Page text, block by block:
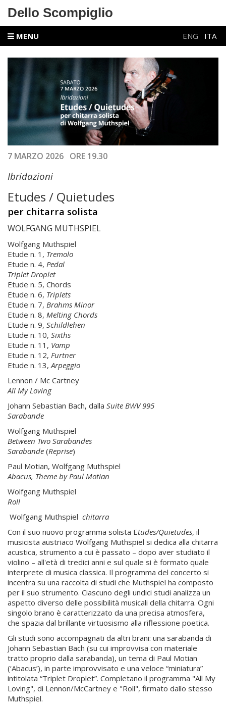
Dello Scompiglio
MENU ENG ITA
7 MARZO 2026 ORE 19.30
Ibridazioni
Etudes / Quietudes
per chitarra solista
WOLFGANG MUTHSPIEL
Wolfgang Muthspiel
Etude n. 1, Tremolo
Etude n. 4, Pedal
Triplet Droplet
Etude n. 5, Chords
Etude n. 6, Triplets
Etude n. 7, Brahms Minor
Etude n. 8, Melting Chords
Etude n. 9, Schildlehen
Etude n. 10, Sixths
Etude n. 11, Vamp
Etude n. 12, Furtner
Etude n. 13,Arpeggio
Lennon / Mc Cartney
All My Loving
Johann Sebastian Bach, dalla Suite BWV 995
Sarabande
Wolfgang Muthspiel
Between Two Sarabandes
Sarabande (Reprise)
Paul Motian, Wolfgang Muthspiel
Abacus, Theme by Paul Motian
Wolfgang Muthspiel
Roll
Wolfgang Muthspiel chitarra
Con il suo nuovo programma solista Etudes/Quietudes, il
musicista austriaco Wolfgang Muthspiel si dedica alla chitarra
acustica, strumento a cui è passato – dopo aver studiato il
violino – all'età di tredici anni e sul quale si è formato quale
interprete di musica classica. Il programma del concerto si
incentra su una raccolta di studi che Muthspiel ha composto
per il suo strumento. Ciascuno degli undici studi analizza un
aspetto diverso delle possibilità musicali della chitarra. Ogni
singolo brano è caratterizzato da una precisa atmosfera,
che spazia dal brillante virtuosismo alla riflessione poetica.
Gli studi sono accompagnati da altri brani: una sarabanda di
Johann Sebastian Bach (su cui improvvisa con materiale
tratto proprio dalla sarabanda), un tema di Paul Motian
(‘Abacus’), in parte improvvisato e una veloce “miniatura”
intitolata “Triplet Droplet”. Completano il programma "All My
Loving", di Lennon/McCartney e "Roll", firmato dallo stesso
Muthspiel.